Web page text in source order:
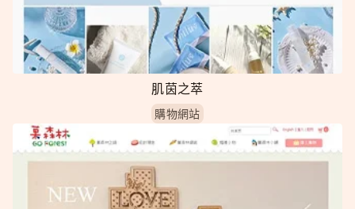
肌茵之萃
購物網站